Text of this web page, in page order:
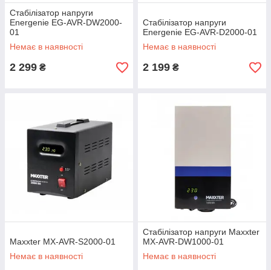
Стабілізатор напруги
Energenie EG-AVR-DW2000-
01
Немає в наявності
2 299 ₴
Стабілізатор напруги
Energenie EG-AVR-D2000-01
Немає в наявності
2 199 ₴
Maxxter MX-AVR-S2000-01
Немає в наявності
Стабілізатор напруги Maxxter
MX-AVR-DW1000-01
Немає в наявності